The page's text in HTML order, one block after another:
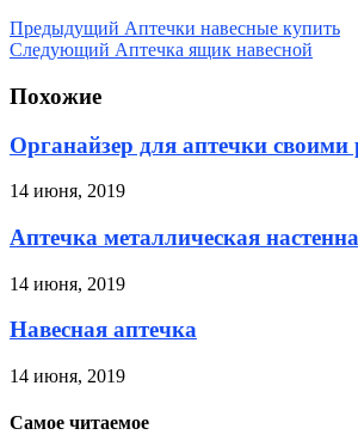
Предыдущий Аптечки навесные купить
Следующий Аптечка ящик навесной
Похожие
Органайзер для аптечки
14 июня, 2019
Аптечка металлическая
14 июня, 2019
Навесная аптечка
14 июня, 2019
Самое читаемое